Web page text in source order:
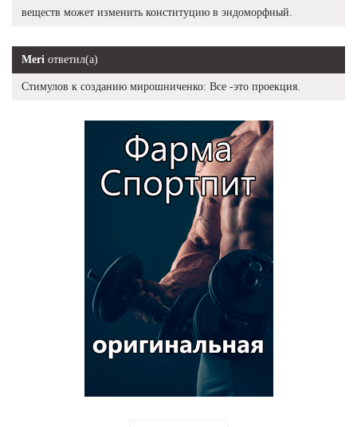
веществ может изменить конституцию в эндоморфный.
Meri ответил(а)
Стимулов к созданию мирошниченко: Все -это проекция.